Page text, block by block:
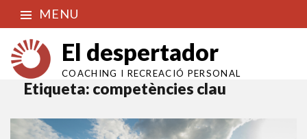
MENU
El despertador
COACHING I RECREACIÓ PERSONAL
Etiqueta: competències clau